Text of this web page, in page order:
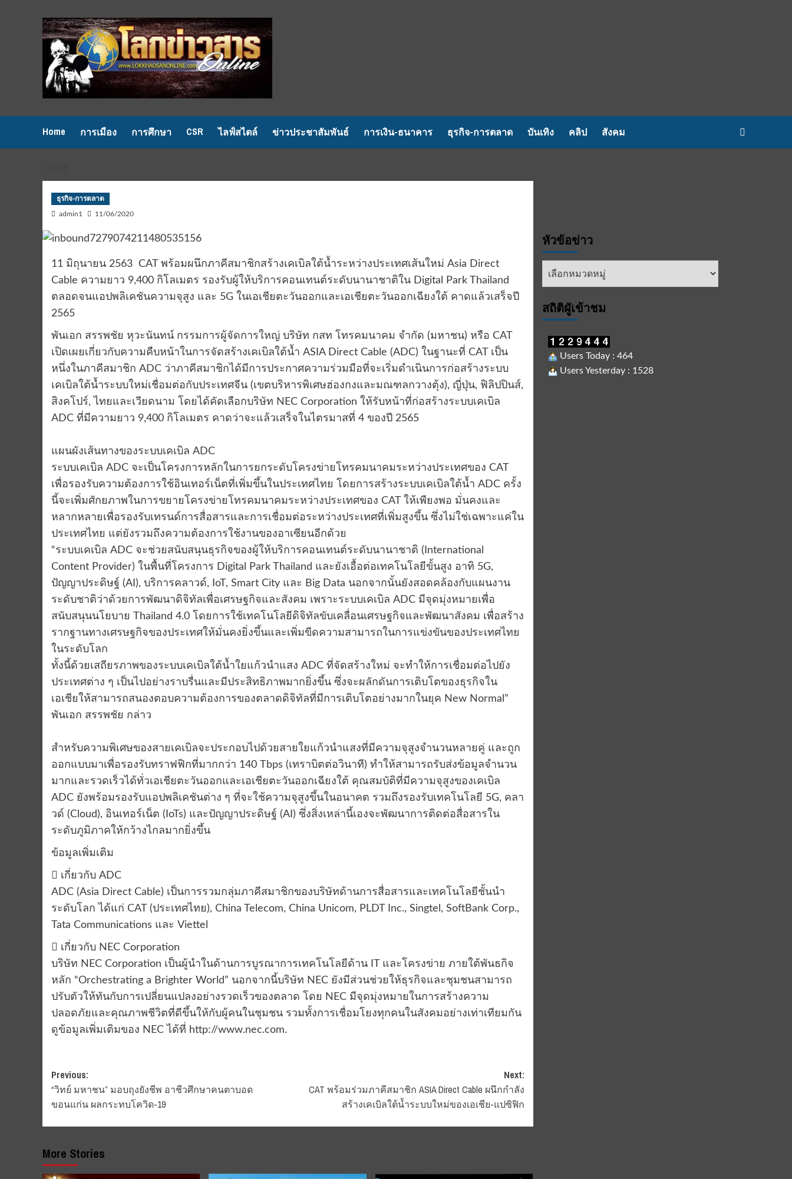
Home การเมือง การศึกษา CSR ไลฟ์สไตล์ ข่าวประชาสัมพันธ์ การเงิน-ธนาคาร ธุรกิจ-การตลาด บันเทิง คลิป สังคม
ธุรกิจ-การตลาด
admin1 11/06/2020
11 มิถุนายน 2563 CAT พร้อมผนึกภาคีสมาชิกสร้างเคเบิลใต้น้ำระหว่างประเทศเส้นใหม่ Asia Direct
Cable ความยาว 9,400 กิโลเมตร รองรับผู้ให้บริการคอนเทนต์ระดับนานาชาติใน Digital Park Thailand
ตลอดจนแอปพลิเคชันความจุสูง และ 5G ในเอเชียตะวันออกและเอเชียตะวันออกเฉียงใต้ คาดแล้วเสร็จปี
2565
พันเอก สรรพชัย หุวะนันทน์ กรรมการผู้จัดการใหญ่ บริษัท กสท โทรคมนาคม จำกัด (มหาชน) หรือ CAT
เปิดเผยเกี่ยวกับความคืบหน้าในการจัดสร้างเคเบิลใต้น้ำ ASIA Direct Cable (ADC) ในฐานะที่ CAT เป็น
หนึ่งในภาคีสมาชิก ADC ว่าภาคีสมาชิกได้มีการประกาศความร่วมมือที่จะเริ่มดำเนินการก่อสร้างระบบ
เคเบิลใต้น้ำระบบใหม่เชื่อมต่อกับประเทศจีน (เขตบริหารพิเศษฮ่องกงและมณฑลกวางตุ้ง), ญี่ปุ่น, ฟิลิปปินส์,
สิงคโปร์, ไทยและเวียดนาม โดยได้คัดเลือกบริษัท NEC Corporation ให้รับหน้าที่ก่อสร้างระบบเคเบิล
ADC ที่มีความยาว 9,400 กิโลเมตร คาดว่าจะแล้วเสร็จในไตรมาสที่ 4 ของปี 2565
แผนผังเส้นทางของระบบเคเบิล ADC
ระบบเคเบิล ADC จะเป็นโครงการหลักในการยกระดับโครงข่ายโทรคมนาคมระหว่างประเทศของ CAT
เพื่อรองรับความต้องการใช้อินเทอร์เน็ตที่เพิ่มขึ้นในประเทศไทย โดยการสร้างระบบเคเบิลใต้น้ำ ADC ครั้ง
นี้จะเพิ่มศักยภาพในการขยายโครงข่ายโทรคมนาคมระหว่างประเทศของ CAT ให้เพียงพอ มั่นคงและ
หลากหลายเพื่อรองรับเทรนด์การสื่อสารและการเชื่อมต่อระหว่างประเทศที่เพิ่มสูงขึ้น ซึ่งไม่ใช่เฉพาะแค่ใน
ประเทศไทย แต่ยังรวมถึงความต้องการใช้งานของอาเซียนอีกด้วย
“ระบบเคเบิล ADC จะช่วยสนับสนุนธุรกิจของผู้ให้บริการคอนเทนต์ระดับนานาชาติ (International
Content Provider) ในพื้นที่โครงการ Digital Park Thailand และยังเอื้อต่อเทคโนโลยีขั้นสูง อาทิ 5G,
ปัญญาประดิษฐ์ (AI), บริการคลาวด์, IoT, Smart City และ Big Data นอกจากนั้นยังสอดคล้องกับแผนงาน
ระดับชาติว่าด้วยการพัฒนาดิจิทัลเพื่อเศรษฐกิจและสังคม เพราะระบบเคเบิล ADC มีจุดมุ่งหมายเพื่อ
สนับสนุนนโยบาย Thailand 4.0 โดยการใช้เทคโนโลยีดิจิทัลขับเคลื่อนเศรษฐกิจและพัฒนาสังคม เพื่อสร้าง
รากฐานทางเศรษฐกิจของประเทศให้มั่นคงยิ่งขึ้นและเพิ่มขีดความสามารถในการแข่งขันของประเทศไทย
ในระดับโลก
ทั้งนี้ด้วยเสถียรภาพของระบบเคเบิลใต้น้ำใยแก้วนำแสง ADC ที่จัดสร้างใหม่ จะทำให้การเชื่อมต่อไปยัง
ประเทศต่าง ๆ เป็นไปอย่างราบรื่นและมีประสิทธิภาพมากยิ่งขึ้น ซึ่งจะผลักดันการเติบโตของธุรกิจใน
เอเชียให้สามารถสนองตอบความต้องการของตลาดดิจิทัลที่มีการเติบโตอย่างมากในยุค New Normal”
พันเอก สรรพชัย กล่าว
สำหรับความพิเศษของสายเคเบิลจะประกอบไปด้วยสายใยแก้วนำแสงที่มีความจุสูงจำนวนหลายคู่ และถูก
ออกแบบมาเพื่อรองรับทราฟฟิกที่มากกว่า 140 Tbps (เทราบิตต่อวินาที) ทำให้สามารถรับส่งข้อมูลจำนวน
มากและรวดเร็วได้ทั่วเอเชียตะวันออกและเอเชียตะวันออกเฉียงใต้ คุณสมบัติที่มีความจุสูงของเคเบิล
ADC ยังพร้อมรองรับแอปพลิเคชันต่าง ๆ ที่จะใช้ความจุสูงขึ้นในอนาคต รวมถึงรองรับเทคโนโลยี 5G, คลา
วด์ (Cloud), อินเทอร์เน็ต (IoTs) และปัญญาประดิษฐ์ (AI) ซึ่งสิ่งเหล่านี้เองจะพัฒนาการติดต่อสื่อสารใน
ระดับภูมิภาคให้กว้างไกลมากยิ่งขึ้น
ข้อมูลเพิ่มเติม
 เกี่ยวกับ ADC
ADC (Asia Direct Cable) เป็นการรวมกลุ่มภาคีสมาชิกของบริษัทด้านการสื่อสารและเทคโนโลยีชั้นนำ
ระดับโลก ได้แก่ CAT (ประเทศไทย), China Telecom, China Unicom, PLDT Inc., Singtel, SoftBank Corp.,
Tata Communications และ Viettel
 เกี่ยวกับ NEC Corporation
บริษัท NEC Corporation เป็นผู้นำในด้านการบูรณาการเทคโนโลยีด้าน IT และโครงข่าย ภายใต้พันธกิจ
หลัก “Orchestrating a Brighter World” นอกจากนี้บริษัท NEC ยังมีส่วนช่วยให้ธุรกิจและชุมชนสามารถ
ปรับตัวให้ทันกับการเปลี่ยนแปลงอย่างรวดเร็วของตลาด โดย NEC มีจุดมุ่งหมายในการสร้างความ
ปลอดภัยและคุณภาพชีวิตที่ดีขึ้นให้กับผู้คนในชุมชน รวมทั้งการเชื่อมโยงทุกคนในสังคมอย่างเท่าเทียมกัน
ดูข้อมูลเพิ่มเติมของ NEC ได้ที่ http://www.nec.com.
Post
navigation
Previous:
“วิทย์ มหาชน” มอบถุงยังชีพ อาชีวศึกษาคนตาบอด
ขอนแก่น ผลกระทบโควิด-19
Next:
CAT พร้อมร่วมภาคีสมาชิก ASIA Direct Cable ผนึกกำลัง
สร้างเคเบิลใต้น้ำระบบใหม่ของเอเชีย-แปซิฟิก
More Stories
หัวข้อข่าว
หัวข้อ
สถิติผูัเข้าชม
Users Today : 464
Users Yesterday : 1528